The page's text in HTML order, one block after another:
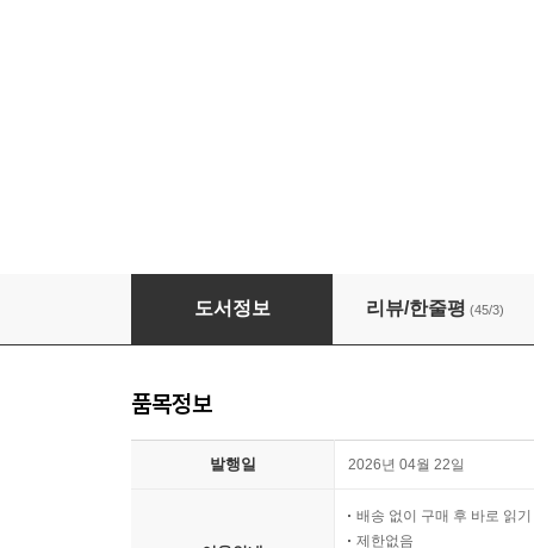
스스로 공부하는 아이는 이렇게 키웁니다
도서정보 리뷰/한줄평 (45/3)
품목정보
발행일 2026년 04월 22일
배송 없이 구매 후 바로 읽기
제한없음